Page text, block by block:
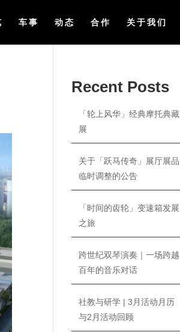
车事 动态 合作 关于我们
Recent Posts
「轮上风华」经典摩托典藏
展
关于「跃马传奇」展厅展品
临时调整的公告
「时间的齿轮」变速箱发展
之旅
跨世纪双琴演奏｜一场跨越
百年的音乐对话
社教与研学 | 3月活动月历
与2月活动回顾